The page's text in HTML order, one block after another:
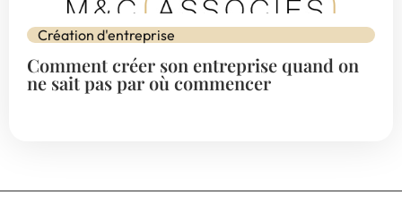
Création d'entreprise
Comment créer son entreprise quand on
ne sait pas par où commencer